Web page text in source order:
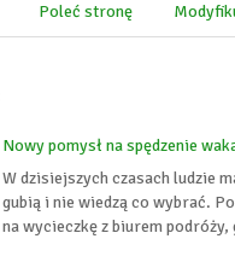
Poleć stronę
Nowy pomysł na spędzenie
W dzisiejszych czasach ludzie
gubią i nie wiedzą co wybrać.
na wycieczkę z biurem